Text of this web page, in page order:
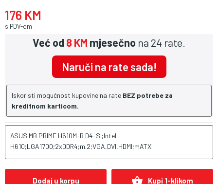
176 KM
s PDV-om
Već od8 KM mjesečno na 24 rate.
Naruči na rate sada!
Iskoristi mogućnost kupovine na rate BEZ potrebe za
kreditnom karticom.
ASUS MB PRIME H610M-R D4-SI;Intel
H610;LGA1700;2xDDR4;m.2;VGA,DVI,HDMI;mATX
Dodaj u korpu shopping_basket Kupi 1-klikom